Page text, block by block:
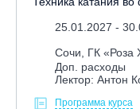
25.01.2027 -
Сочи, ГК «Роза
Доп. расходы
Лектор: Антон
Программа курса